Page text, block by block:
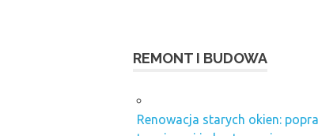
REMONT I BUDOWA
Renowacja starych okien: